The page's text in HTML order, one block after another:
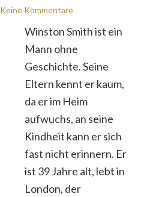
Keine Kommentare
Winston Smith ist ein
Mann ohne
Geschichte. Seine
Eltern kennt er kaum,
da er im Heim
aufwuchs, an seine
Kindheit kann er sich
fast nicht erinnern. Er
ist 39 Jahre alt, lebt in
London, der